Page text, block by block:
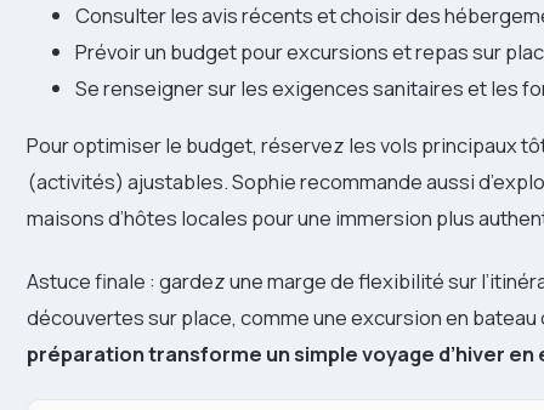
Consulter les avis récents et choisir des
Prévoir un budget pour excursions et repas sur
Se renseigner sur les exigences sanitaires et les
Pour optimiser le budget, réservez les vols principaux
(activités) ajustables. Sophie recommande aussi
maisons d’hôtes locales pour une immersion plus
Astuce finale : gardez une marge de flexibilité sur
découvertes sur place, comme une excursion en
préparation transforme un simple voyage d’hiver